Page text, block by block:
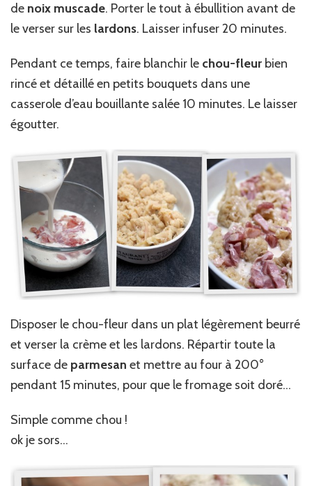
de noix muscade. Porter le tout à ébullition avant de
le verser sur les lardons. Laisser infuser 20 minutes.
Pendant ce temps, faire blanchir le chou-fleur bien
rincé et détaillé en petits bouquets dans une
casserole d’eau bouillante salée 10 minutes. Le laisser
égoutter.
Disposer le chou-fleur dans un plat légèrement beurré
et verser la crème et les lardons. Répartir toute la
surface de parmesan et mettre au four à 200°
pendant 15 minutes, pour que le fromage soit doré…
Simple comme chou !
ok je sors…